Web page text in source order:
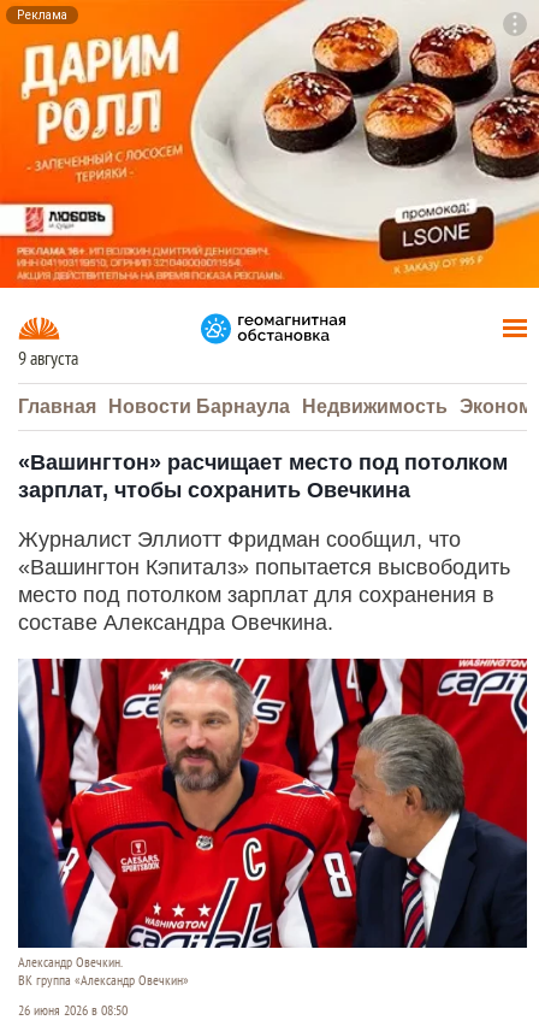
Реклама
9 августа
Главная Новости Барнаула Недвижимость
«Вашингтон» расчищает место под потолком
зарплат, чтобы сохранить Овечкина
Журналист Эллиотт Фридман сообщил, что
«Вашингтон Кэпиталз» попытается высвободить
место под потолком зарплат для сохранения в
составе Александра Овечкина.
Александр Овечкин.
ВК группа «Александр Овечкин»
26 июня 2026 в 08:50